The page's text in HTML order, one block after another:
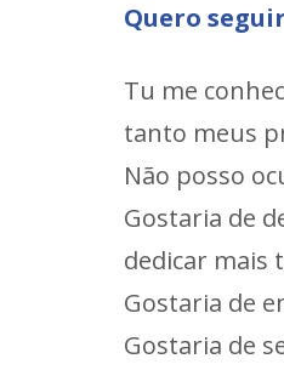
Quero
Tu me
tanto meus
Não posso
Gostaria de
dedicar mais
Gostaria de
Gostaria de